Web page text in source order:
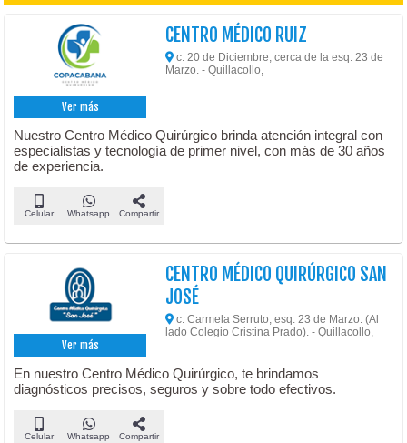
Ver más
CENTRO MÉDICO RUIZ
c. 20 de Diciembre, cerca de la esq. 23 de
Marzo. - Quillacollo,
Nuestro Centro Médico Quirúrgico brinda atención integral con
especialistas y tecnología de primer nivel, con más de 30 años
de experiencia.
Celular Whatsapp Compartir
Ver más
CENTRO MÉDICO QUIRÚRGICO SAN
JOSÉ
c. Carmela Serruto, esq. 23 de Marzo. (Al
lado Colegio Cristina Prado). - Quillacollo,
En nuestro Centro Médico Quirúrgico, te brindamos
diagnósticos precisos, seguros y sobre todo efectivos.
Celular Whatsapp Compartir